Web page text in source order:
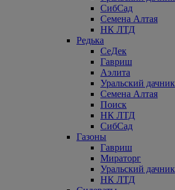
СибСад
Семена Алтая
НК ЛТД
Редька
СеДек
Гавриш
Аэлита
Уральский дачник
Семена Алтая
Поиск
НК ЛТД
СибСад
Газоны
Гавриш
Мираторг
Уральский дачник
НК ЛТД